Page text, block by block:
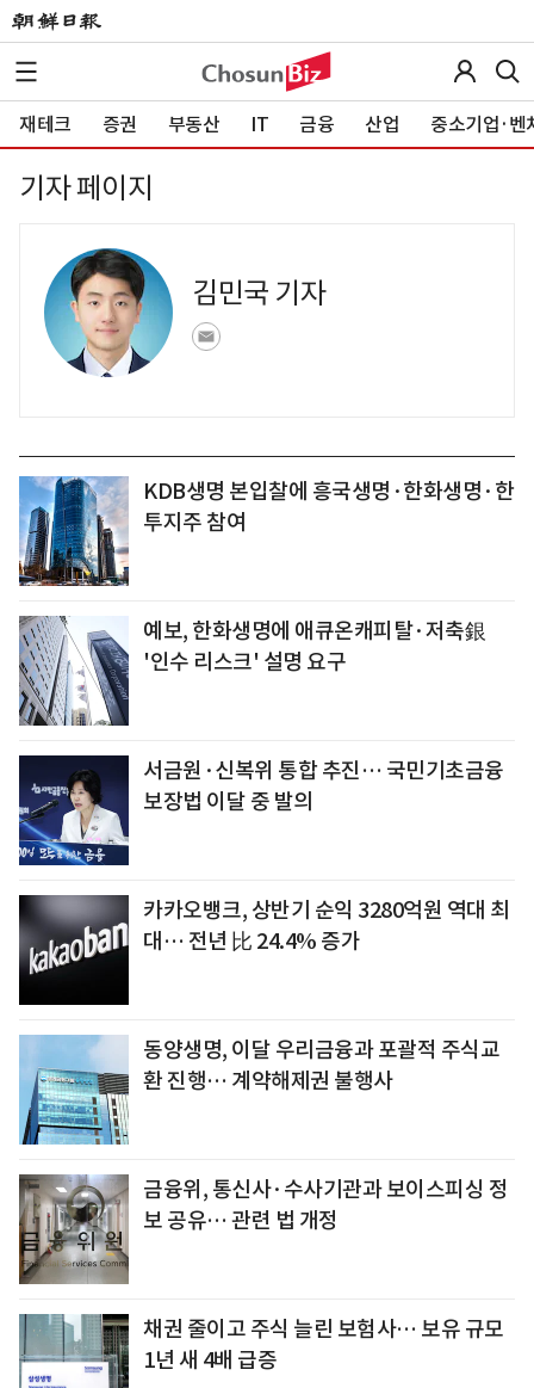
재테크 증권 부동산 IT 금융 산업 중소기업·벤
기자 페이지
김민국 기자
KDB생명 본입찰에 흥국생명·한화생명·한
투지주 참여
예보, 한화생명에 애큐온캐피탈·저축銀
'인수 리스크' 설명 요구
서금원·신복위 통합 추진… 국민기초금융
보장법 이달 중 발의
카카오뱅크, 상반기 순익 3280억원 역대 최
대… 전년 比 24.4% 증가
동양생명, 이달 우리금융과 포괄적 주식교
환 진행… 계약해제권 불행사
금융위, 통신사·수사기관과 보이스피싱 정
보 공유… 관련 법 개정
채권 줄이고 주식 늘린 보험사… 보유 규모
1년 새 4배 급증